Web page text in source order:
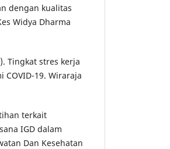
dengan kualitas
Widya Dharma
Tingkat stres kerja
19. Wiraraja
terkait
IGD dalam
Dan Kesehatan